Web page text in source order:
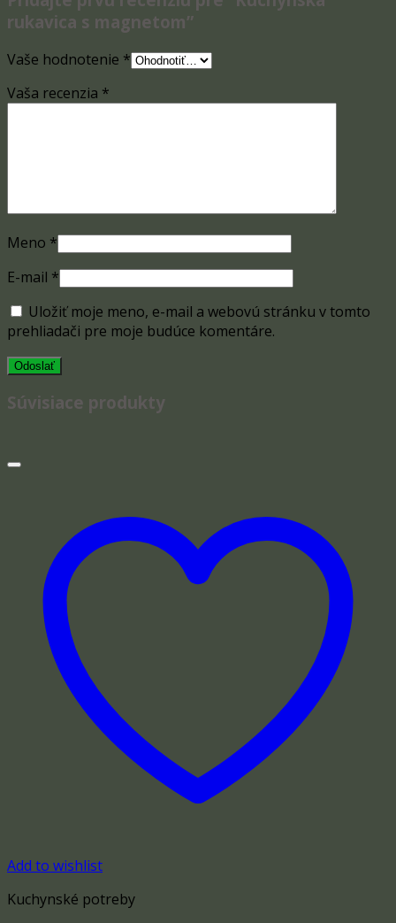
rukavica s magnetom”
Vaše hodnotenie *
Vaša recenzia *
Meno *
E-mail *
Uložiť moje meno, e-mail a webovú stránku v tomto
prehliadači pre moje budúce komentáre.
Súvisiace produkty
Add to wishlist
Kuchynské potreby